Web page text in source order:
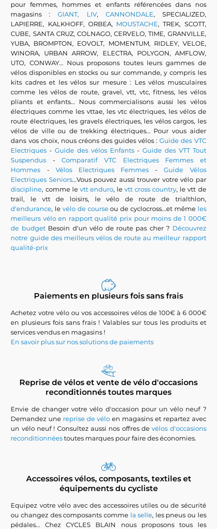
pour femmes, hommes et enfants référencées dans nos
magasins :GIANT, LIV, CANNONDALE, SPECIALIZED,
LAPIERRE, KALKHOFF, ORBEA, MOUSTACHE, TREK, SCOTT,
CUBE, SANTA CRUZ, COLNAGO, CERVELO, TIME, GRANVILLE,
YUBA, BROMPTON, EOVOLT, MOMENTUM, RIDLEY, VELOE,
WINORA, URBAN ARROW, ELECTRA, POLYGON, AMFLOW,
UTO, CONWAY... Nous proposons toutes leurs gammes de
vélos disponibles en stocks ou sur commande, y compris les
kits cadres et les vélos sur mesure : Les vélos musculaires
comme les vélos de route, gravel, vtt, vtc, fitness, les vélos
pliants et enfants... Nous commercialisons aussi les vélos
électriques comme les vttae, les vtc électriques, les vélos de
route électriques, les gravels électriques, les vélos cargos, les
vélos de ville ou de trekking électriques... Pour vous aider
dans vos choix, nous créons des guides vélos :Guide des VTC
Electriques -Guide des vélos Enfants - Guide des VTT Tout
Suspendus -Comparatif VTC Electriques Femmes et
Hommes - Vélos Electriques Femmes -Guide Vélos
Electriques Seniors...Vous pouvez aussi trouver votre vélo par
discipline, comme le vtt enduro, levtt cross country, le vtt de
trail, le vtt de loisirs, le vélo de route de trialthlon,
d'endurance, levélo de courseou de cyclocross...et même les
meilleurs vélo en rapport qualité prix pour moins de 1 000€
de budgetBesoin d'un vélo de route pas cher ? Découvrez
notre guide des meilleurs vélos de route au meilleur rapport
qualité-prix
Paiements en plusieurs fois sans frais
Achetez votre vélo ou vos accessoires vélos de 100€ à 6 000€
en plusieurs fois sans frais ! Valables sur tous les produits et
services vendus en magasins !
En savoir plus sur nos solutions de paiements
Reprise de vélos et vente de vélo d'occasions
reconditionnés toutes marques
Envie de changer votre vélo d'occasion pour un vélo neuf ?
Demandez une reprise de vélo en magasins et repartez avec
un vélo neuf ! Consultez aussi nos offres devélos d'occasions
reconditionnéestoutes marques pour faire des économies.
Accessoires vélos, composants, textiles et
équipements du cycliste
Equipez votre vélo avec des accessoires utiles ou de sécurité
ou changez des composants comme la selle, les pneus ou les
pédales... Chez CYCLES BLAIN nous proposons tous les